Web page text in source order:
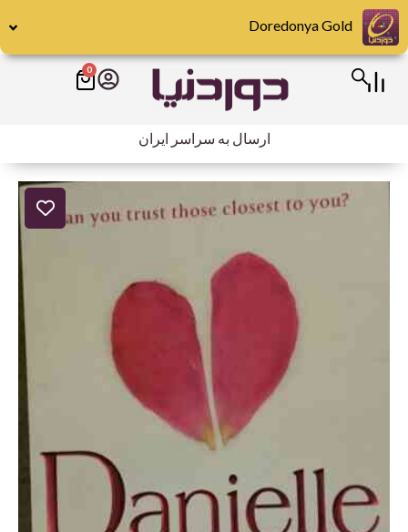
پرش
به
محتوا
0
سبد
ارسال به سراسر ایران